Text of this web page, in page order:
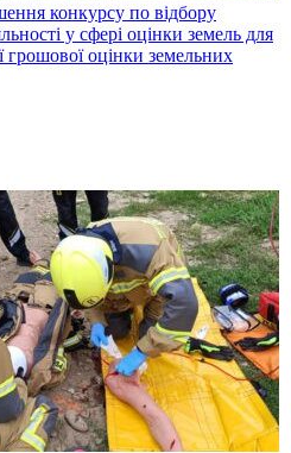
конкурсу по відбору
у сфері оцінки земель для
грошової оцінки земельних